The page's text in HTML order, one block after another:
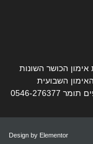
הכושר השונות
השבועית
276377
Design by Elementor